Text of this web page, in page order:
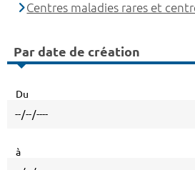
Centres maladies rares et
Par date de création
Du
à